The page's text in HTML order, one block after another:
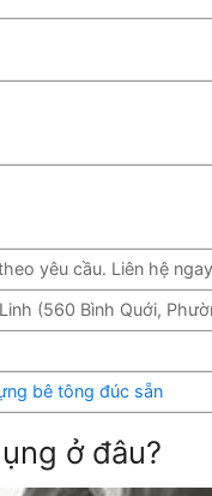
yêu cầu. Liên hệ
(560 Bình Quới,
bê tông đúc sẵn
ở đâu?